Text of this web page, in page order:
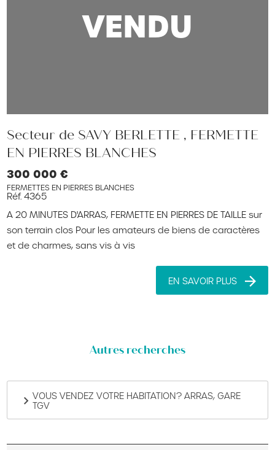
VENDU
Secteur de SAVY BERLETTE , FERMETTE
EN PIERRES BLANCHES
300 000 €
FERMETTES EN PIERRES BLANCHES
Réf. 4365
A 20 MINUTES D'ARRAS, FERMETTE EN PIERRES DE TAILLE sur
son terrain clos Pour les amateurs de biens de caractères
et de charmes, sans vis à vis
EN SAVOIR PLUS
Autres recherches
VOUS VENDEZ VOTRE HABITATION? ARRAS, GARE
TGV